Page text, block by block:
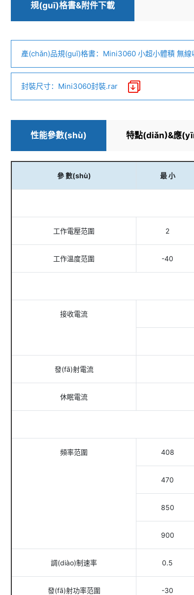
規(guī)格書&附件下載
產(chǎn)品規
封裝尺寸：Mini3060封裝.rar
性能參數(shù) 特點(diǎn)&應
參 數(shù) 最 小
工作電壓范圍 2
工作溫度范圍 -40
接收電流
發(fā)射電流
休眠電流
頻率范圍 408
470
850
900
調(diào)制速率 0.5
發(fā)射功率范圍 -30